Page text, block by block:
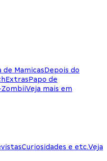
de MamicasDepois do
ExtrasPapo de
Veja mais em
Curiosidades e etc.Veja